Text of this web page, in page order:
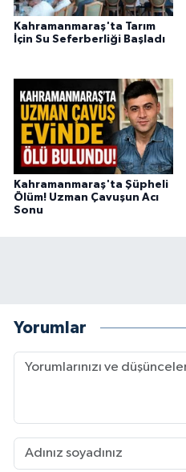
Kahramanmaraş'ta Tarım
İçin Su Seferberliği Başladı
Kahramanmaraş'ta Şüpheli
Ölüm! Uzman Çavuşun Acı
Sonu
Yorumlar
TANITIM